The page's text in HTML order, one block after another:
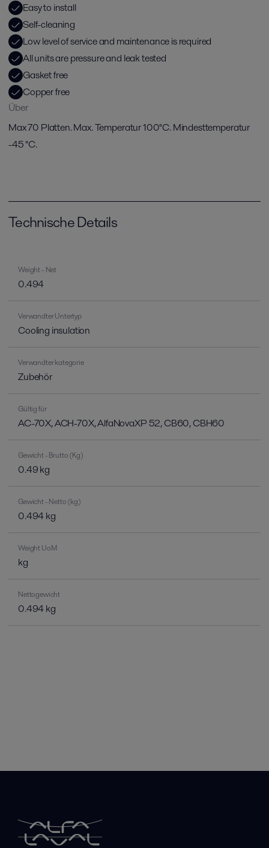
Easy to install
Self-cleaning
Low level of service and maintenance is required
All units are pressure and leak tested
Gasket free
Copper free
Über
Max 70 Platten. Max. Temperatur 100°C. Mindesttemperatur
-45 °C.
Technische Details
Weight - Net
0.494
Verwandter Untertyp
Cooling insulation
Verwandter kategorie
Zubehör
Gültig für
AC-70X, ACH-70X, AlfaNovaXP 52, CB60, CBH60
Gewicht - Brutto (Kg)
0.49 kg
Gewicht - Netto (kg)
0.494 kg
Weight UoM
kg
Nettogewicht
0.494 kg